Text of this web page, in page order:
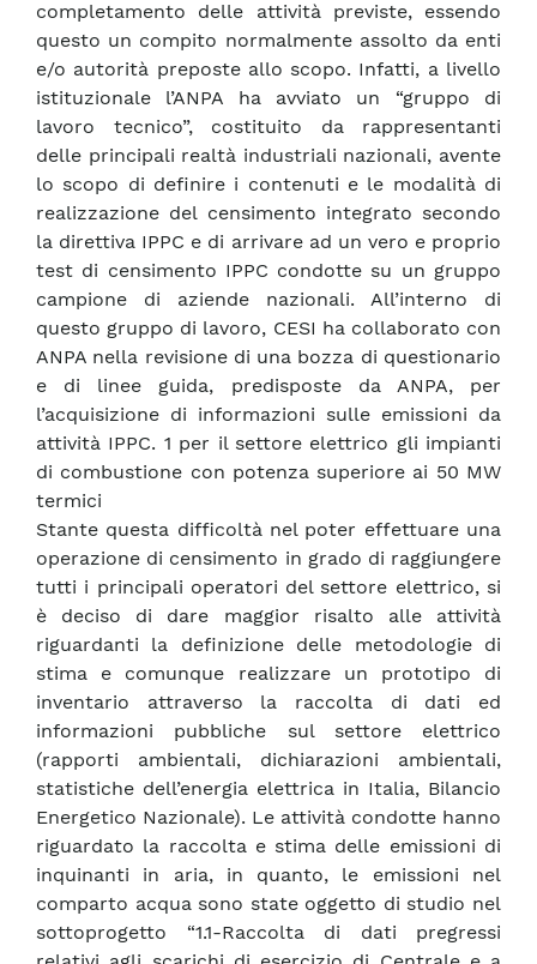
completamento delle attività previste, essendo
questo un compito normalmente assolto da enti
e/o autorità preposte allo scopo. Infatti, a livello
istituzionale l’ANPA ha avviato un “gruppo di
lavoro tecnico”, costituito da rappresentanti
delle principali realtà industriali nazionali, avente
lo scopo di definire i contenuti e le modalità di
realizzazione del censimento integrato secondo
la direttiva IPPC e di arrivare ad un vero e proprio
test di censimento IPPC condotte su un gruppo
campione di aziende nazionali. All’interno di
questo gruppo di lavoro, CESI ha collaborato con
ANPA nella revisione di una bozza di questionario
e di linee guida, predisposte da ANPA, per
l’acquisizione di informazioni sulle emissioni da
attività IPPC. 1 per il settore elettrico gli impianti
di combustione con potenza superiore ai 50 MW
termici
Stante questa difficoltà nel poter effettuare una
operazione di censimento in grado di raggiungere
tutti i principali operatori del settore elettrico, si
è deciso di dare maggior risalto alle attività
riguardanti la definizione delle metodologie di
stima e comunque realizzare un prototipo di
inventario attraverso la raccolta di dati ed
informazioni pubbliche sul settore elettrico
(rapporti ambientali, dichiarazioni ambientali,
statistiche dell’energia elettrica in Italia, Bilancio
Energetico Nazionale). Le attività condotte hanno
riguardato la raccolta e stima delle emissioni di
inquinanti in aria, in quanto, le emissioni nel
comparto acqua sono state oggetto di studio nel
sottoprogetto “1.1-Raccolta di dati pregressi